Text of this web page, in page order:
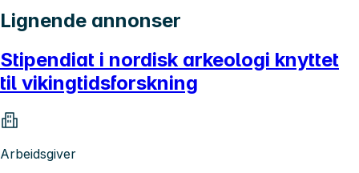
Lignende annonser
Stipendiat i nordisk arkeologi knyttet
til vikingtidsforskning
Arbeidsgiver